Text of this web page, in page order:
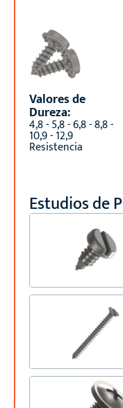
Valores de
Dureza:
4,8 - 5,8 - 6,8 - 8,8 -
10,9 - 12,9
Resistencia
Estudios de